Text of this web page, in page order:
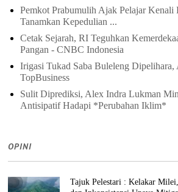
Pemkot Prabumulih Ajak Pelajar Kenali
Tanamkan Kepedulian ...
Cetak Sejarah, RI Teguhkan
Pangan - CNBC Indonesia
Irigasi Tukad Saba Buleleng
TopBusiness
Sulit Diprediksi, Alex Indra Lukman
Antisipatif Hadapi *Perubahan Iklim*
OPINI
Tajuk Pelestari : Kelakar